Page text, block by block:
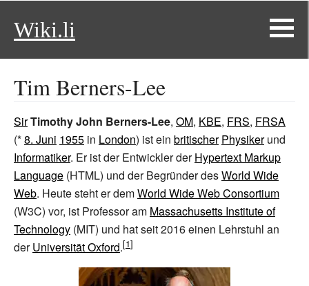
Wiki.li
Tim Berners-Lee
SirTimothy John Berners-Lee, OM, KBE, FRS, FRSA
(*8. Juni 1955 in London) ist ein britischer Physikerund
Informatiker. Er ist der Entwickler derHypertext Markup
Language (HTML) und der Begründer desWorld Wide
Web. Heute steht er demWorld Wide Web Consortium
(W3C) vor, ist Professor am Massachusetts Institute of
Technology (MIT) und hat seit 2016 einen Lehrstuhl an
derUniversität Oxford.